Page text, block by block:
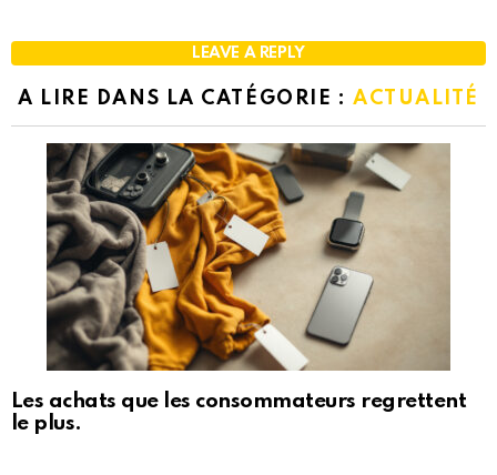
LEAVE A REPLY
A LIRE DANS LA CATÉGORIE : ACTUALITÉ
Les achats que les consommateurs regrettent
le plus.